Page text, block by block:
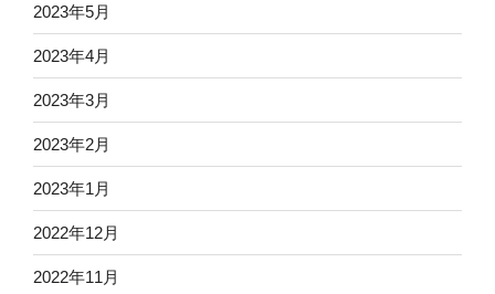
2023年5月
2023年4月
2023年3月
2023年2月
2023年1月
2022年12月
2022年11月